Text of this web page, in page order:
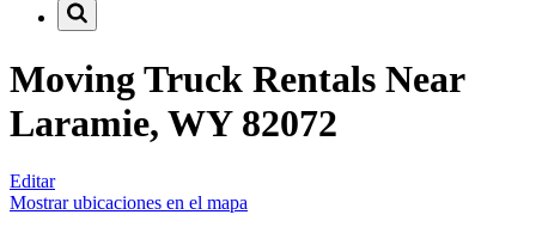
Moving Truck Rentals Near
Laramie, WY 82072
Editar
Mostrar ubicaciones en el mapa